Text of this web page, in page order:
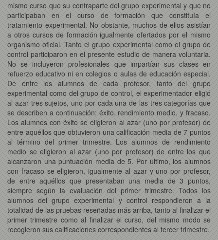
mismo curso que su contraparte del grupo experimental y que no
participaban en el curso de formación que constituía el
tratamiento experimental. No obstante, muchos de ellos asistían
a otros cursos de formación igualmente ofertados por el mismo
organismo oficial. Tanto el grupo experimental como el grupo de
control participaron en el presente estudio de manera voluntaria.
No se incluyeron profesionales que impartían sus clases en
refuerzo educativo ni en colegios o aulas de educación especial.
De entre los alumnos de cada profesor, tanto del grupo
experimental como del grupo de control, el experimentador eligió
al azar tres sujetos, uno por cada una de las tres categorías que
se describen a continuación: éxito, rendimiento medio, y fracaso.
Los alumnos con éxito se eligieron al azar (uno por profesor) de
entre aquéllos que obtuvieron una calificación media de 7 puntos
al término del primer trimestre. Los alumnos de rendimiento
medio se eligieron al azar (uno por profesor) de entre los que
alcanzaron una puntuación media de 5. Por último, los alumnos
con fracaso se eligieron, igualmente al azar y uno por profesor,
de entre aquéllos que presentaban una media de 3 puntos,
siempre según la evaluación del primer trimestre. Todos los
alumnos del grupo experimental y control respondieron a la
totalidad de las pruebas reseñadas más arriba, tanto al finalizar el
primer trimestre como al finalizar el curso, del mismo modo se
recogieron sus calificaciones correspondientes al tercer trimestre.